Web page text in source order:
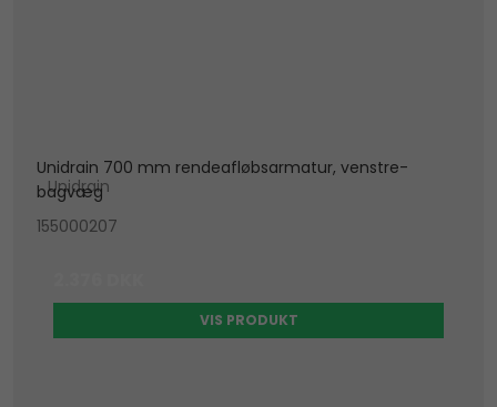
Unidrain 700 mm rendeafløbsarmatur, venstre-
bagvæg
Unidrain
155000207
VIS PRODUKT